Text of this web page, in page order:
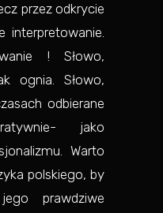
przez odkrycie
interpretowanie.
! Słowo,
ognia. Słowo,
odbierane
jako
Warto
polskiego, by
prawdziwe